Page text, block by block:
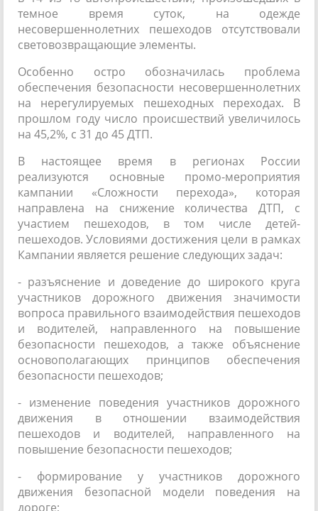
темное время суток, на одежде
несовершеннолетних пешеходов отсутствовали
световозвращающие элементы.
Особенно остро обозначилась проблема
обеспечения безопасности несовершеннолетних
на нерегулируемых пешеходных переходах. В
прошлом году число происшествий увеличилось
на 45,2%, с 31 до 45 ДТП.
В настоящее время в регионах России
реализуются основные промо-мероприятия
кампании «Сложности перехода», которая
направлена на снижение количества ДТП, с
участием пешеходов, в том числе детей-
пешеходов. Условиями достижения цели в рамках
Кампании является решение следующих задач:
- разъяснение и доведение до широкого круга
участников дорожного движения значимости
вопроса правильного взаимодействия пешеходов
и водителей, направленного на повышение
безопасности пешеходов, а также объяснение
основополагающих принципов обеспечения
безопасности пешеходов;
- изменение поведения участников дорожного
движения в отношении взаимодействия
пешеходов и водителей, направленного на
повышение безопасности пешеходов;
- формирование у участников дорожного
движения безопасной модели поведения на
дороге;